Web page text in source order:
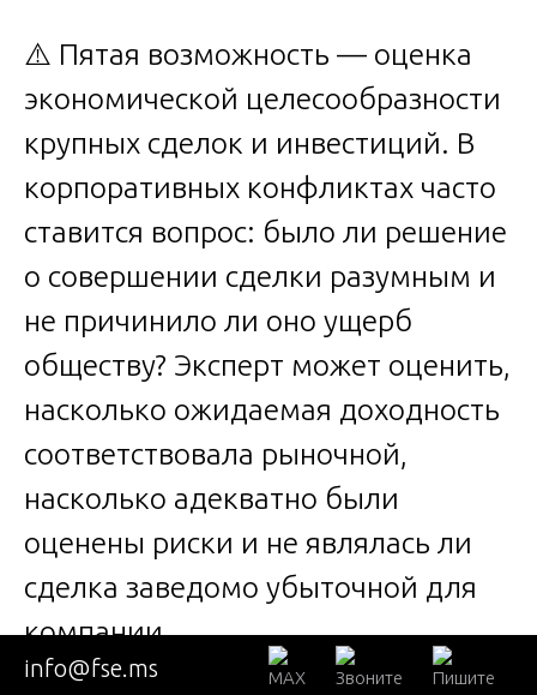
⚠️ Пятая возможность — оценка
экономической целесообразности
крупных сделок и инвестиций. В
корпоративных конфликтах часто
ставится вопрос: было ли решение
о совершении сделки разумным и
не причинило ли оно ущерб
обществу? Эксперт может оценить,
насколько ожидаемая доходность
соответствовала рыночной,
насколько адекватно были
оценены риски и не являлась ли
сделка заведомо убыточной для
компании.
info@fse.ms